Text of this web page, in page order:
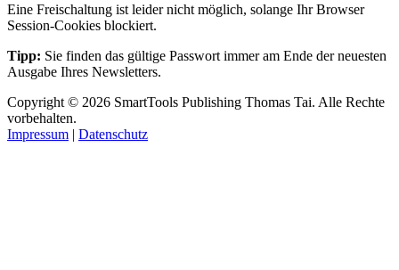
Eine Freischaltung ist leider nicht möglich, solange Ihr Browser
Session-Cookies blockiert.
Tipp: Sie finden das gültige Passwort immer am Ende der neuesten
Ausgabe Ihres Newsletters.
Copyright © 2026 SmartTools Publishing Thomas Tai. Alle Rechte
vorbehalten.
Impressum | Datenschutz